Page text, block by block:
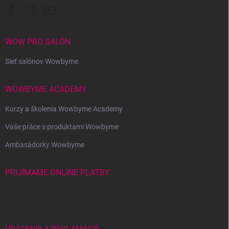
WOW PRO SALÓN
Sieť salónov Wowbyme
WOWBYME ACADEMY
Kurzy a školenia Wowbyme Academy
Vaše práce s produktami Wowbyme
Ambasádorky Wowbyme
PRIJÍMAME ONLINE PLATBY